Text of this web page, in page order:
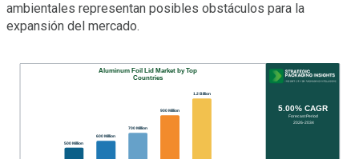
ambientales representan posibles obstáculos para la
expansión del mercado.